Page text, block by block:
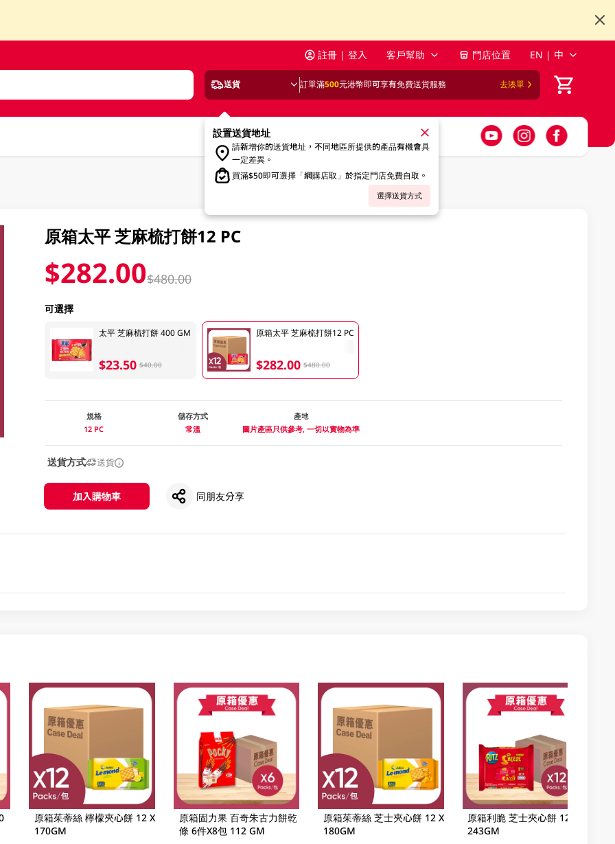
註冊 | 登入 客戶幫助 門店位置 EN | 中
送貨 訂單滿500元港幣即可享有免費送貨服務 去湊單
設置送貨地址
請新增你的送貨地址，不同地區所提供的產品有機會具
一定差異。
買滿$50即可選擇「網購店取」於指定門店免費自取。
選擇送貨方式
原箱太平 芝麻梳打餅12 PC
$282.00$480.00
可選擇
太平 芝麻梳打餅 400 GM
$23.50 $40.00
原箱太平 芝麻梳打餅12 PC
$282.00 $480.00
規格
12 PC
儲存方式
常溫
產地
圖片產區只供參考, 一切以實物為準
送貨方式 送貨
加入購物車 同朋友分享
原箱茱蒂絲 檸檬夾心餅 12 X
170GM
原箱固力果 百奇朱古力餅乾
條 6件X8包 112 GM
原箱茱蒂絲 芝士夾心餅 12 X
180GM
原箱利脆 芝士夾心餅 12 X
243GM